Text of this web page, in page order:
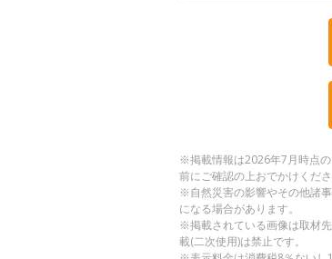
※掲載情報は2026年7月時点
前にご確認の上おでかけくださ
※自然災害の影響やその他諸
になる場合があります。
※掲載されている画像は取材
載(二次使用)は禁止です。